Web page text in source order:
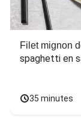
Filet mignon
spaghetti en
35 minutes